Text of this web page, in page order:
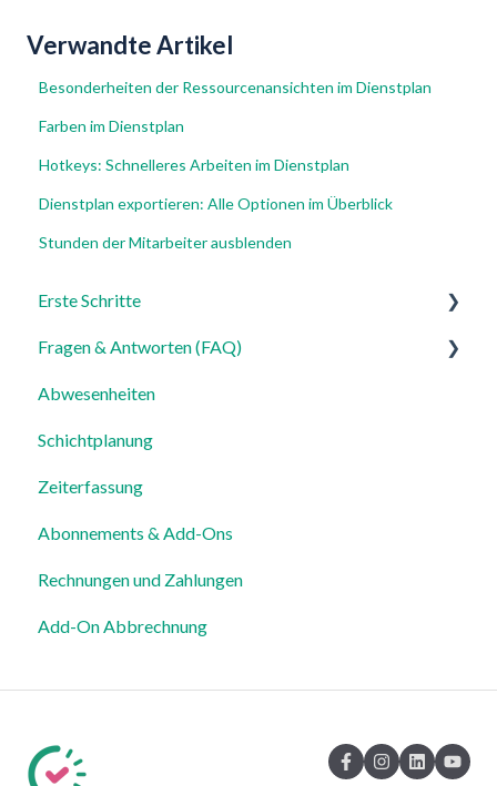
Verwandte Artikel
Besonderheiten der Ressourcenansichten im Dienstplan
Farben im Dienstplan
Hotkeys: Schnelleres Arbeiten im Dienstplan
Dienstplan exportieren: Alle Optionen im Überblick
Stunden der Mitarbeiter ausblenden
Erste Schritte
Für Admins
Für Mitarbeiter
Einstellungen
Fragen & Antworten (FAQ)
Login, Account & Sicherheit
Mitarbeiterverwaltung
Mitarbeiterprofile & Stammdaten
Standorte & Arbeitsbereiche
Zeiterfassung, Soll-Stunden & Abwesenheiten
Dienstplanung & Spezialfälle
Export
Abwesenheiten
Schichtplanung
Zeiterfassung
Abonnements & Add-Ons
Rechnungen und Zahlungen
Add-On Abbrechnung